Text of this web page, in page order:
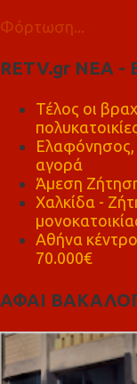
Φόρτωση...
RETV.gr ΝΕΑ -
Τέλος οι
Ελαφόνησος,
αγορά
Άμεση
Χαλκίδα -
Αθήνα
70.000€
ΑΦΑΙ